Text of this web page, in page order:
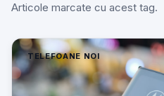
Articole marcate cu acest tag.
TELEFOANE NOI